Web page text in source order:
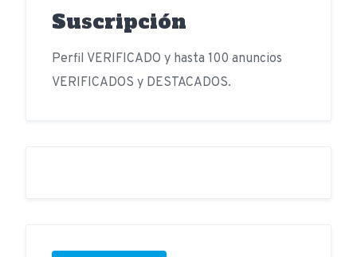
Suscripción
Perfil VERIFICADO y hasta 100 anuncios
VERIFICADOS y DESTACADOS.